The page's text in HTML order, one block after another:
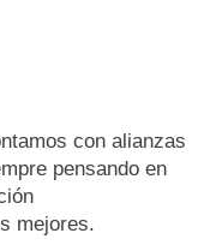
con alianzas
pensando en
mejores.